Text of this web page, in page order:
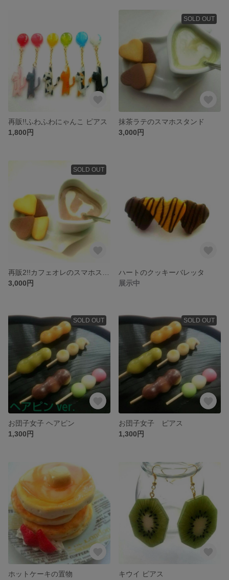
再販!!ふわふわにゃんこ ピアス
1,800円
SOLD OUT
抹茶ラテのスマホスタンド
3,000円
SOLD OUT
3,000円
ハートのクッキーバレッタ
展示中
SOLD OUT
お団子女子 ヘアピン
1,300円
SOLD OUT
お団子女子 ピアス
1,300円
ホットケーキの置物 キウイ ピアス